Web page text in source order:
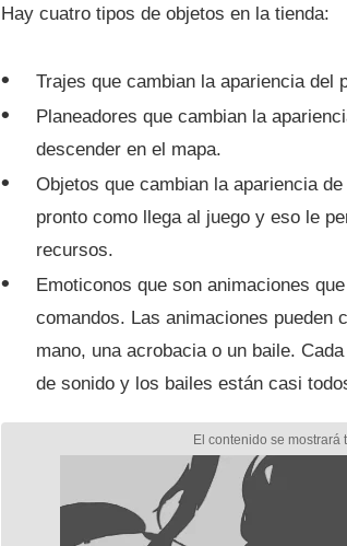
Hay cuatro tipos de objetos en la tienda:
Trajes que cambian la apariencia del
Planeadores que cambian la
descender en el mapa.
Objetos que cambian la apariencia
pronto como llega al juego y eso le
recursos.
Emoticonos que son animaciones
comandos. Las animaciones pueden
mano, una acrobacia o un baile.
de sonido y los bailes están casi